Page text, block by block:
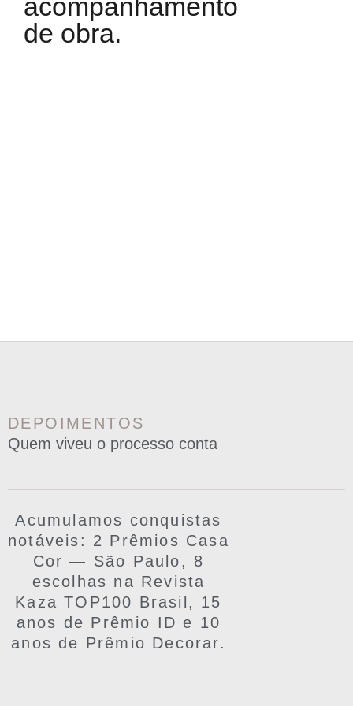
acompanhamento
de obra.
DEPOIMENTOS
Quem viveu o processo conta
Acumulamos conquistas
notáveis: 2 Prêmios Casa
Cor — São Paulo, 8
escolhas na Revista
Kaza TOP100 Brasil, 15
anos de Prêmio ID e 10
anos de Prêmio Decorar.